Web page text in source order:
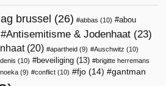
brussel (26) abbas (10)
abou
Antisemitisme & Jodenhaat (23)
(20) apartheid (9) Auschwitz (10)
(10) beveiliging (13)
brigitte herremans
(9) conflict (10) fjo (14) gantman